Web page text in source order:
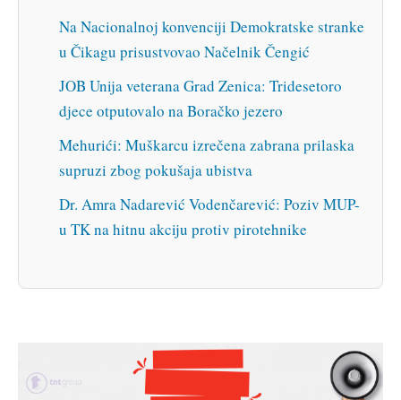
Na Nacionalnoj konvenciji Demokratske stranke
u Čikagu prisustvovao Načelnik Čengić
JOB Unija veterana Grad Zenica: Tridesetoro
djece otputovalo na Boračko jezero
Mehurići: Muškarcu izrečena zabrana prilaska
supruzi zbog pokušaja ubistva
Dr. Amra Nadarević Vodenčarević: Poziv MUP-
u TK na hitnu akciju protiv pirotehnike